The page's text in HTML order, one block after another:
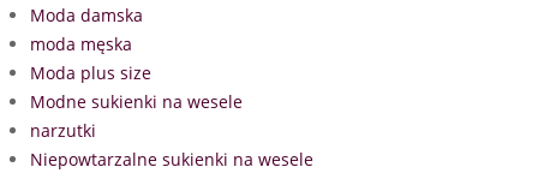
Moda damska
moda męska
Moda plus size
Modne sukienki na wesele
narzutki
Niepowtarzalne sukienki na wesele